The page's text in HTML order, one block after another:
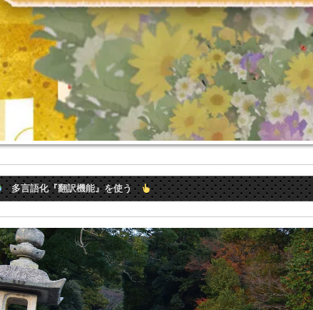
多言語化『翻訳機能』を使う
by Translate